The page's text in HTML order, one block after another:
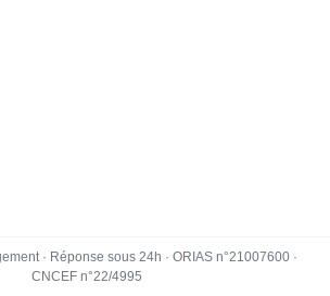
· Réponse sous 24h · ORIAS n°21007600 ·
CNCEF n°22/4995